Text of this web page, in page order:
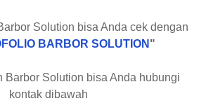
Solution bisa Anda cek dengan
BARBOR SOLUTION "
Barbor Solution bisa Anda hubungi
kontak dibawah